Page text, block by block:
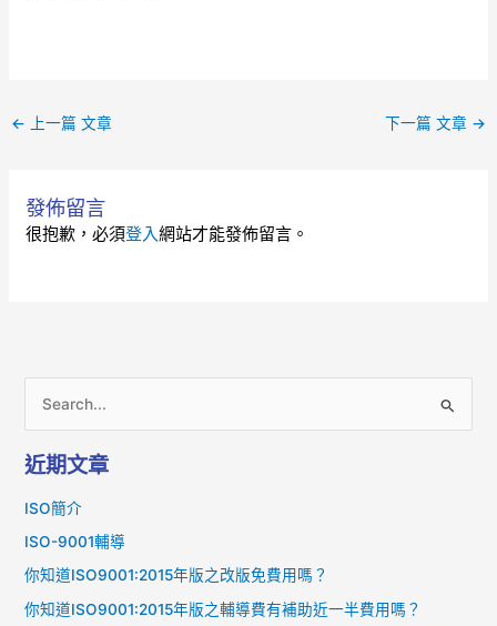
← 上一篇 文章 下一篇 文章 →
發佈留言
很抱歉，必須登入網站才能發佈留言。
關
近期文章
ISO簡介
ISO-9001輔導
你知道ISO9001:2015年版之改版免費用嗎？
你知道ISO9001:2015年版之輔導費有補助近一半費用嗎？